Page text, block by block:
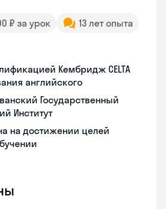
₽ за урок
13 лет опыта
Кембридж CELTA
английского
Государственный
Институт
на достижении целей